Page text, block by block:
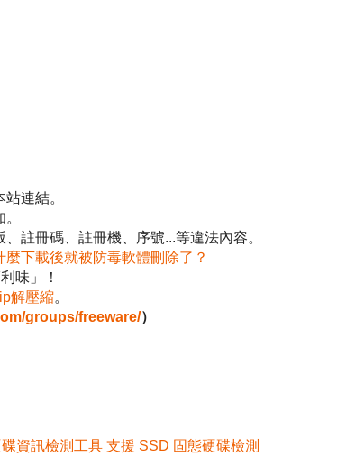
連結。
註冊碼、註冊機、序號...等違法內容。
下載後就被防毒軟體刪除了？
味」！
解壓縮。
groups/freeware/）
資訊檢測工具 支援 SSD 固態硬碟檢測